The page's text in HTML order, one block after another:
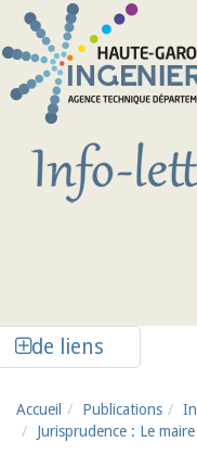
Aller au contenu principal
de liens
Accueil Publications
Jurisprudence : Le